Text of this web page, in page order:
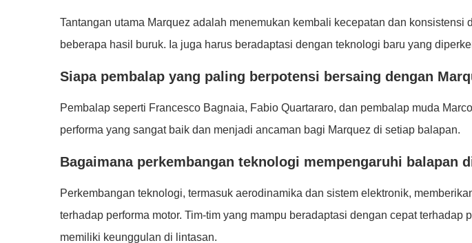
Tantangan utama Marquez adalah menemukan kembali kecepatan dan konsistensi
beberapa hasil buruk. Ia juga harus beradaptasi dengan teknologi baru yang
Siapa pembalap yang paling berpotensi bersaing dengan
Pembalap seperti Francesco Bagnaia, Fabio Quartararo, dan pembalap muda
performa yang sangat baik dan menjadi ancaman bagi Marquez di setiap balapan.
Bagaimana perkembangan teknologi mempengaruhi balapan
Perkembangan teknologi, termasuk aerodinamika dan sistem elektronik,
terhadap performa motor. Tim-tim yang mampu beradaptasi dengan cepat terhadap
memiliki keunggulan di lintasan.